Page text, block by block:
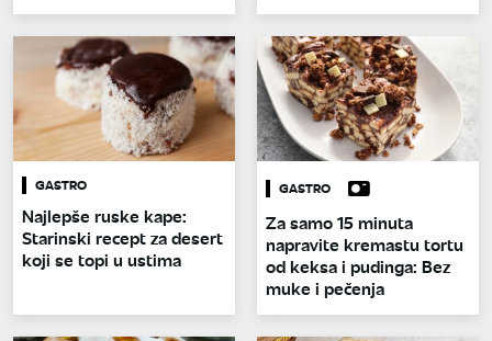
GASTRO
Najlepše ruske kape:
Starinski recept za desert
koji se topi u ustima
GASTRO
Za samo 15 minuta
napravite kremastu tortu
od keksa i pudinga: Bez
muke i pečenja